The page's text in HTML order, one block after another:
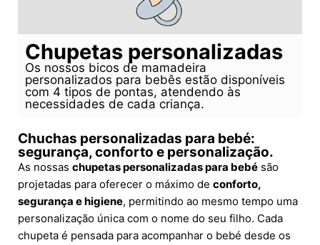
Chupetas personalizadas
Os nossos bicos de mamadeira
personalizados para bebês estão disponíveis
com 4 tipos de pontas, atendendo às
necessidades de cada criança.
Chuchas personalizadas para bebé:
segurança, conforto e personalização.
As nossas chupetas personalizadas para bebé são
projetadas para oferecer o máximo de conforto,
segurança e higiene, permitindo ao mesmo tempo uma
personalização única com o nome do seu filho. Cada
chupeta é pensada para acompanhar o bebé desde os